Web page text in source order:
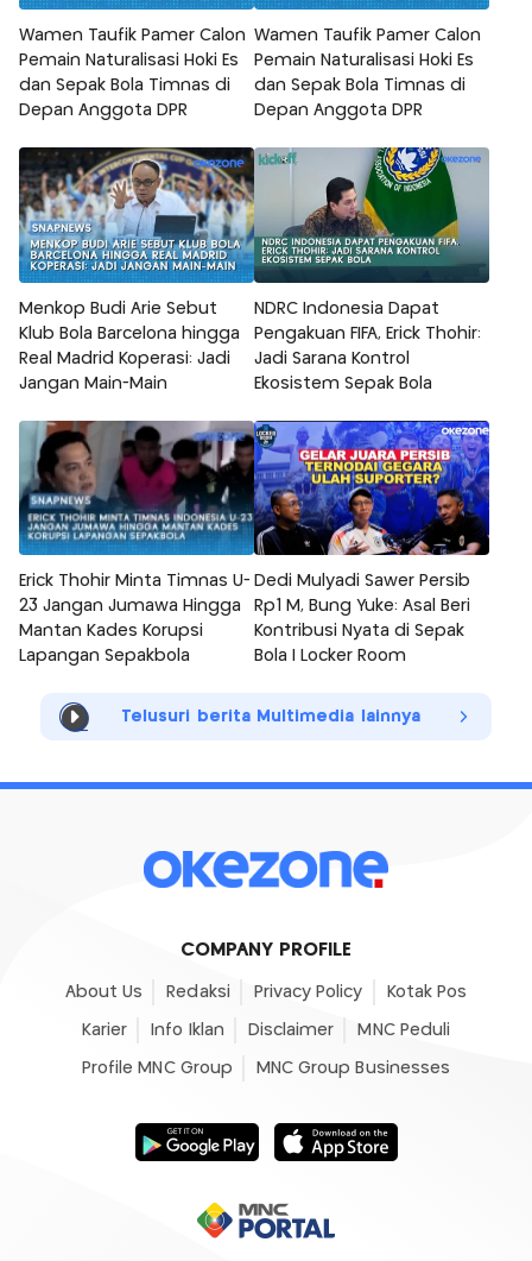
Wamen Taufik Pamer Calon
Pemain Naturalisasi Hoki Es
dan Sepak Bola Timnas di
Depan Anggota DPR
Wamen Taufik Pamer Calon
Pemain Naturalisasi Hoki Es
dan Sepak Bola Timnas di
Depan Anggota DPR
Menkop Budi Arie Sebut
Klub Bola Barcelona hingga
Real Madrid Koperasi: Jadi
Jangan Main-Main
NDRC Indonesia Dapat
Pengakuan FIFA, Erick Thohir:
Jadi Sarana Kontrol
Ekosistem Sepak Bola
Erick Thohir Minta Timnas U-
23 Jangan Jumawa Hingga
Mantan Kades Korupsi
Lapangan Sepakbola
Dedi Mulyadi Sawer Persib
Rp1 M, Bung Yuke: Asal Beri
Kontribusi Nyata di Sepak
Bola | Locker Room
Telusuri berita Multimedia lainnya
COMPANY PROFILE
About Us Redaksi Privacy Policy Kotak Pos
Karier Info Iklan Disclaimer MNC Peduli
Profile MNC Group MNC Group Businesses